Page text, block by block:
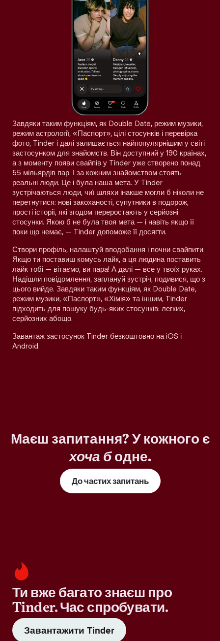
Завдяки таким функціям, як Double Date, режим музики,
режим астрології, «Паспорт», цілі стосунків і перевірка
фото, Tinder і далі залишається найпопулярнішим у світі
застосунком для знайомств. Він доступний у 190 країнах,
а з моменту появи свайпів у Tinder уже створено понад
55 мільярдів пар. І за кожним знайомством стоять
реальні люди. Це і була наша мета. У Tinder
зустрічаються люди, чиї шляхи інакше могли б ніколи не
перетнутися: нові закоханості, супутники в подорож,
прості історії, які згодом переростають у серйозні
стосунки. Якою б не була твоя мета — і навіть якщо її
поки що немає, — Tinder допоможе її досягти.
Створи профіль, налаштуй вподобання і почни свайпити.
Якщо ти поставиш комусь лайк, а ця людина поставить
лайк тобі — вітаємо, ви пара! А далі — все у твоїх руках.
Надішли повідомлення, заплануй зустріч, подивися, що з
цього вийде. Завдяки таким функціям, як Double Date,
режим музики, «Паспорт», «Хімія» та іншим, Tinder
підходить для пошуку будь-яких стосунків: легких,
серйозних абощо.
Завантаж застосунок Tinder безкоштовно на iOS і
Android.
Маєш запитання? У кожного є
хоча бодне.
До частих запитань
Ти вже багато знаєш про
Tinder. Час спробувати.
Завантажити Tinder